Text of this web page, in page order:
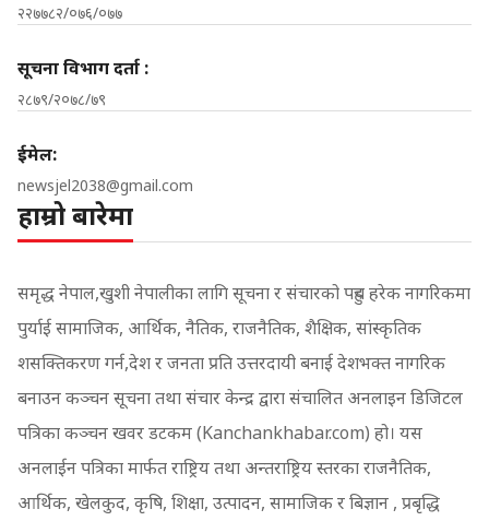
२२७७८२/०७६/०७७
सूचना विभाग दर्ता :
२८७९/२०७८/७९
ईमेल:
newsjel2038@gmail.com
हाम्रो बारेमा
समृद्ध नेपाल,खुशी नेपालीका लागि सूचना र संचारको पहुच हरेक नागरिकमा
पुर्याई सामाजिक, आर्थिक, नैतिक, राजनैतिक, शैक्षिक, सांस्कृतिक
शसक्तिकरण गर्न,देश र जनता प्रति उत्तरदायी बनाई देशभक्त नागरिक
बनाउन कञ्चन सूचना तथा संचार केन्द्र द्वारा संचालित अनलाइन डिजिटल
पत्रिका कञ्चन खवर डटकम (Kanchankhabar.com) हो। यस
अनलाईन पत्रिका मार्फत राष्ट्रिय तथा अन्तराष्ट्रिय स्तरका राजनैतिक,
आर्थिक, खेलकुद, कृषि, शिक्षा, उत्पादन, सामाजिक र बिज्ञान , प्रबृद्धि